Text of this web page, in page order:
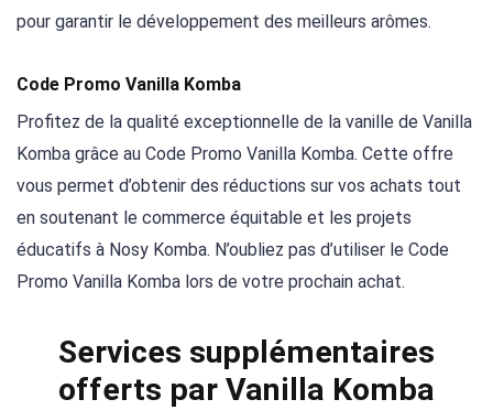
pour garantir le développement des meilleurs arômes.
Code Promo Vanilla Komba
Profitez de la qualité exceptionnelle de la vanille de Vanilla
Komba grâce au Code Promo Vanilla Komba. Cette offre
vous permet d’obtenir des réductions sur vos achats tout
en soutenant le commerce équitable et les projets
éducatifs à Nosy Komba. N’oubliez pas d’utiliser le Code
Promo Vanilla Komba lors de votre prochain achat.
Services supplémentaires
offerts par Vanilla Komba